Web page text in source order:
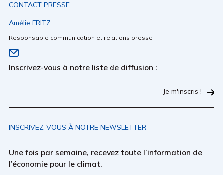
CONTACT PRESSE
Amélie FRITZ
Responsable communication et relations presse
Inscrivez-vous à notre liste de diffusion :
Je m'inscris !
INSCRIVEZ-VOUS À NOTRE NEWSLETTER
Une fois par semaine, recevez toute l’information de
l’économie pour le climat.